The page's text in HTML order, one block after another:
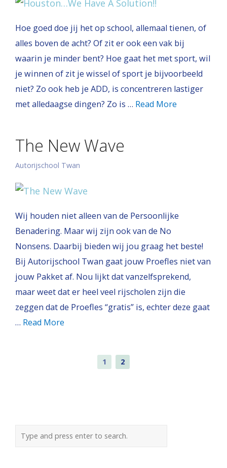
Hoe goed doe jij het op school, allemaal tienen, of
alles boven de acht? Of zit er ook een vak bij
waarin je minder bent? Hoe gaat het met sport, wil
je winnen of zit je wissel of sport je bijvoorbeeld
niet? Zo ook heb je ADD, is concentreren lastiger
met alledaagse dingen? Zo is … Read More
The New Wave
Autorijschool Twan
Wij houden niet alleen van de Persoonlijke
Benadering. Maar wij zijn ook van de No
Nonsens. Daarbij bieden wij jou graag het beste!
Bij Autorijschool Twan gaat jouw Proefles niet van
jouw Pakket af. Nou lijkt dat vanzelfsprekend,
maar weet dat er heel veel rijscholen zijn die
zeggen dat de Proefles “gratis” is, echter deze gaat
… Read More
1 2